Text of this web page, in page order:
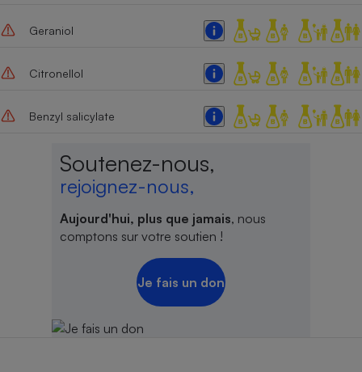
Geraniol
Citronellol
Benzyl salicylate
Soutenez-nous,
rejoignez-nous,
Aujourd'hui, plus que jamais, nous
comptons sur votre soutien !
Je fais un don